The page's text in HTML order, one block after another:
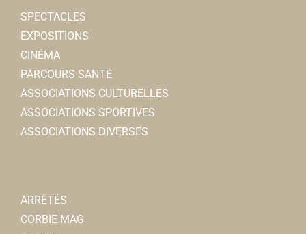
SPECTACLES
EXPOSITIONS
CINÉMA
PARCOURS SANTÉ
ASSOCIATIONS CULTURELLES
ASSOCIATIONS SPORTIVES
ASSOCIATIONS DIVERSES
ARRÊTÉS
CORBIE MAG